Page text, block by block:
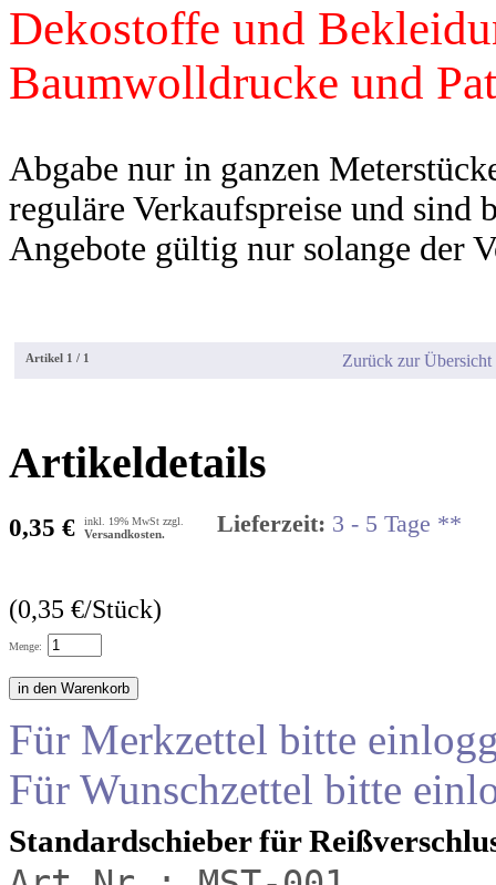
Dekostoffe und
Baumwolldrucke und
Abgabe nur in ganzen
reguläre Verkaufspreise und
Angebote gültig nur solange der
Artikel 1 / 1 Zurück zur
Artikeldetails
0,35 € inkl. 19% MwSt zzgl.
Versandkosten. Lieferzeit: 3 - 5 Tage **
(0,35 €/Stück)
Menge:
Für Merkzettel bitte
Für Wunschzettel bitte
Standardschieber für